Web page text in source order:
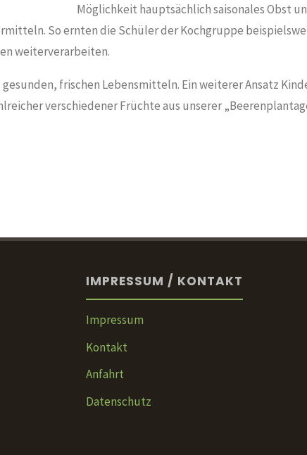
Möglichkeit hauptsächlich saisonales Obst
So ernten die Schüler der Kochgruppe
weiterverarbeiten.
frischen Lebensmitteln. Ein weiterer Ansatz
verschiedener Früchte aus unserer
IMPRESSUM / KONTAKT
Impressum
Kontakt
Anfahrt
Datenschutz